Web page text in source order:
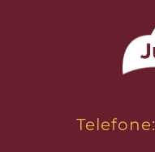
Telefone: